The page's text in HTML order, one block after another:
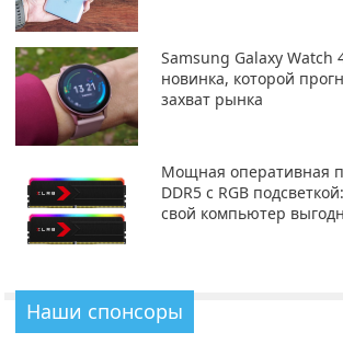
Samsung Galaxy Watch
новинка, которой
захват рынка
Мощная оперативная
DDR5 с RGB
свой компьютер
Наши спонсоры